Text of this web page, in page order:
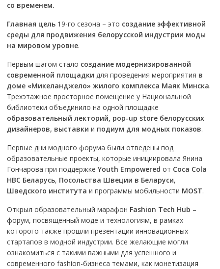
со временем.
Главная цель19-го сезона – это создание эффективной
среды для продвижения белорусской индустрии моды
на мировом уровне.
Первым шагом стало создание модернизированной
современной площадки для проведения мероприятия в
доме «Микеланджело» жилого комплекса Маяк Минска.
Трехэтажное просторное помещение у Национальной
библиотеки объединило на одной площадке
образовательный лекторий, pop-up store белорусских
дизайнеров, выставки и подиум для модных показов.
Первые дни модного форума были отведены под
образовательные проекты, которые инициировала Янина
Гончарова при поддержке Youth Empowered от Coca Cola
HBC Беларусь, Посольства Швеции в Беларуси,
Шведского института и программы мобильности MOST.
Открыл образовательный марафон Fashion Tech Hub –
форум, посвященный моде и технологиям, в рамках
которого также прошли презентации инновационных
стартапов в модной индустрии. Все желающие могли
ознакомиться с такими важными для успешного и
современного fashion-бизнеса темами, как монетизация